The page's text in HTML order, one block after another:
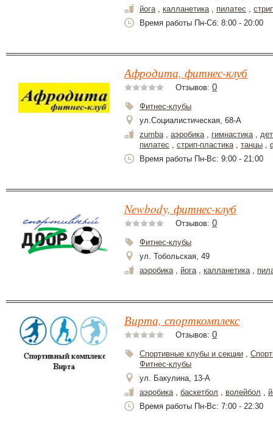
йога, калланетика, пилатес ,
Время работы Пн-Сб: 8:00 - 20:00
Афродита, фитнес-клуб
Отзывов: 0
Фитнес-клубы
ул.Социалистическая, 68-А
zumba, аэробика, гимнастика,
пилатес , стрип-пластика, танцы ,
Время работы Пн-Вс: 9:00 - 21:00
Newbody, фитнес-клуб
Отзывов: 0
Фитнес-клубы
ул. Тобольская, 49
аэробика, йога, калланетика,
Вирта, спорткомплекс
Отзывов: 0
Спортивные клубы и секции ,
Фитнес-клубы
ул. Бакулина, 13-А
аэробика, баскетбол , волейбол ,
Время работы Пн-Вс: 7:00 - 22:30